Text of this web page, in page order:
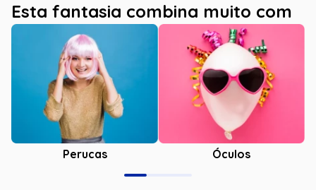
Esta fantasia combina muito com
Perucas Óculos